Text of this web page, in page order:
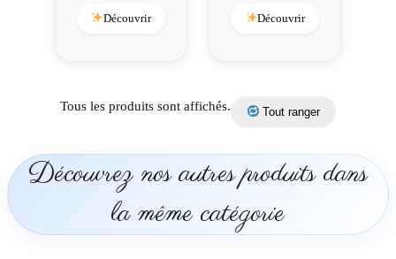
Découvrir Découvrir
Tous les produits sont affichés. Tout ranger
Découvrez nos autres produits dans
la même catégorie